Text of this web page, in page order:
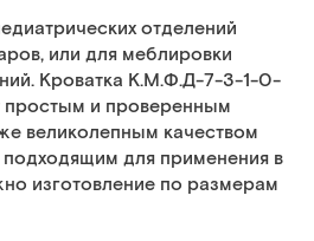
отделений
или для меблировки
Кроватка К.М.Ф.Д-7-3-1-0-
и проверенным
великолепным качеством
для применения в
изготовление по размерам